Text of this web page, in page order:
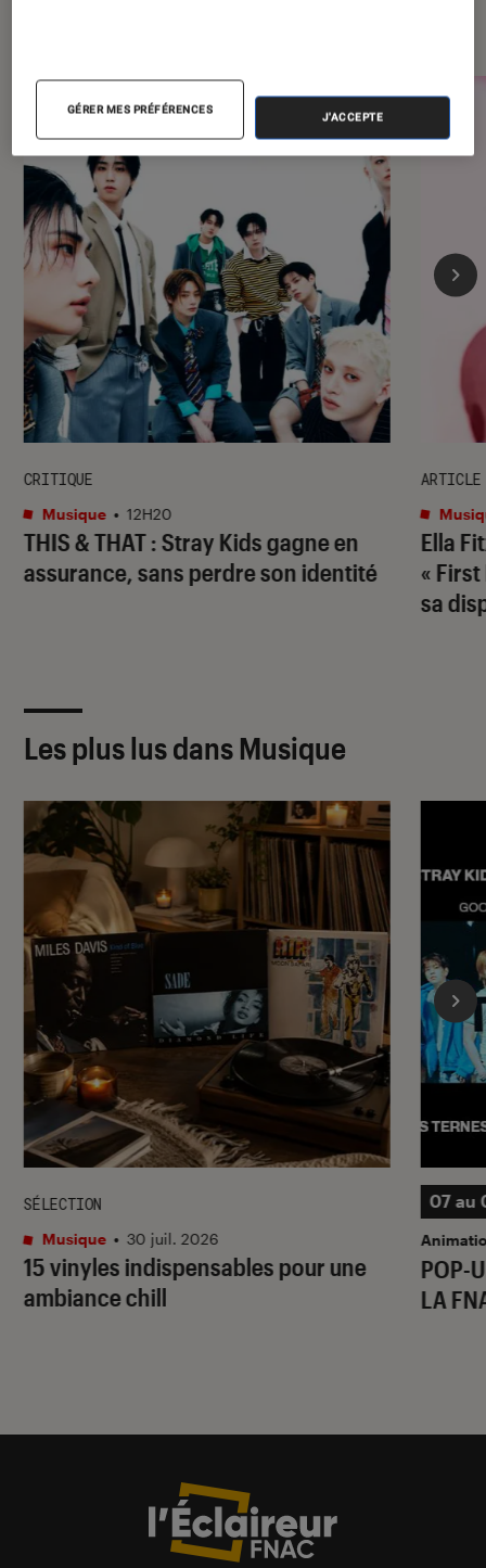
THIS & THAT: Stray Kids gagne en
assurance, sans perdre son identité
CRITIQUE
Musique • 12H20
Ella
«
sa
ARTICLE
Les plus lus dans Musique
15 vinyles indispensables pour une
ambiance chill
SÉLECTION
Musique • 30 juil. 2026
POP-
LA
07 au
GÉRER MES PRÉFÉRENCES
J'ACCEPTE